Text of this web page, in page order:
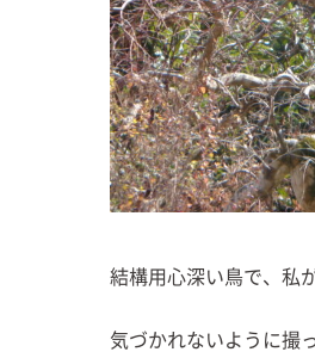
結構用心深い鳥で、私
気づかれないように撮